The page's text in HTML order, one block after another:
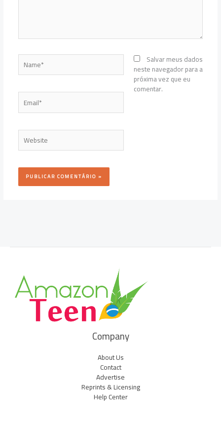
Name*
Email*
Website
Salvar meus dados
neste navegador para a
próxima vez que eu
comentar.
Company
About Us
Contact
Advertise
Reprints & Licensing
Help Center